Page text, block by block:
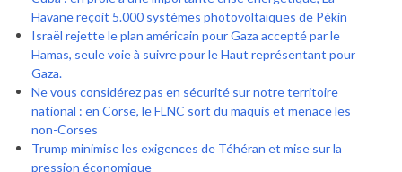
Havane reçoit 5.000 systèmes photovoltaïques de Pékin
Israël rejette le plan américain pour Gaza accepté par le
Hamas, seule voie à suivre pour le Haut représentant pour
Gaza.
Ne vous considérez pas en sécurité sur notre territoire
national : en Corse, le FLNC sort du maquis et menace les
non-Corses
Trump minimise les exigences de Téhéran et mise sur la
pression économique